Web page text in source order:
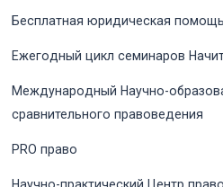
Бесплатная юридическая помощь
Ежегодный цикл семинаров
Международный Научно-
сравнительного правоведения
PRO право
Научно-практический Центр